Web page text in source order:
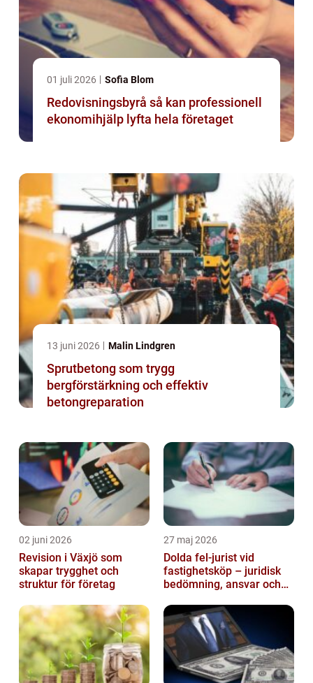
01 juli 2026 Sofia Blom
Redovisningsbyrå så kan professionell
ekonomihjälp lyfta hela företaget
13 juni 2026 Malin Lindgren
Sprutbetong som trygg
bergförstärkning och effektiv
betongreparation
02 juni 2026
Revision i Växjö som
skapar trygghet och
struktur för företag
27 maj 2026
Dolda fel-jurist vid
fastighetsköp – juridisk
bedömning, ansvar och
tvister...